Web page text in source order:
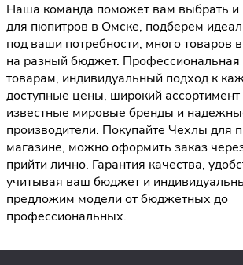
Наша команда поможет вам выбрать и
для пюпитров в Омске, подберем
под ваши потребности, много товаров
на разный бюджет. Профессиональная
товарам, индивидуальный подход к
доступные цены, широкий
известные мировые бренды и
производители. Покупайте Чехлы для
магазине, можно оформить заказ
прийти лично. Гарантия качества,
учитывая ваш бюджет и
предложим модели от бюджетных до
профессиональных.